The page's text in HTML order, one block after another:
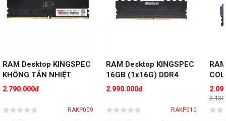
RAM Desktop KINGSPEC
KHÔNG TẢN NHIỆT
16GB (1x16GB)
2.790.000đ
RAKP009
RAM Desktop KINGSPEC
16GB (1x16G) DDR4
3200MHz Gaming Storm
2.990.000đ
RAKP010